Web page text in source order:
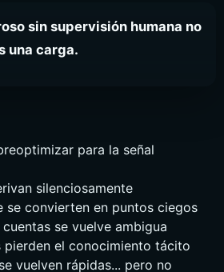
sin supervisión humana no
una carga.
para la señal
silenciosamente
se convierten en puntos ciegos
se vuelve ambigua
pierden el conocimiento tácito
vuelven rápidas... pero no